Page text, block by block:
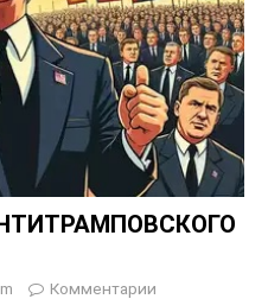
Комментарии